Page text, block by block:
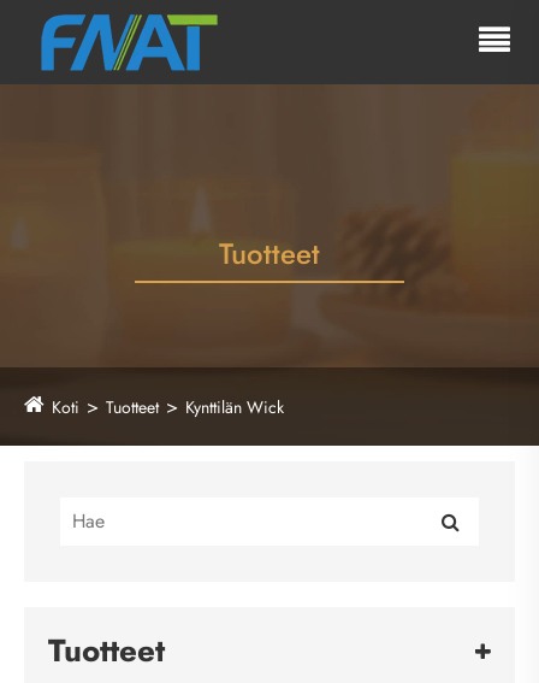
Tuotteet
Koti Tuotteet Kynttilän Wick
Tuotteet